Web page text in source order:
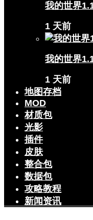
我的世界
1 天前
我的世界
1 天前
地图存档
MOD
材质包
光影
插件
皮肤
整合包
数据包
攻略教程
新闻资讯